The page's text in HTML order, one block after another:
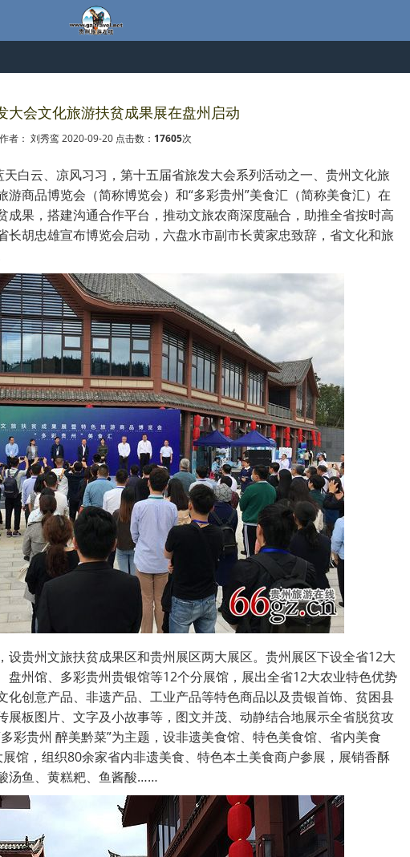
大会文化旅游扶贫成果展在盘州启动
作者： 刘秀鸾 2020-09-20 点击数： 17605次
白云、凉风习习，第十五届省旅发大会系列活动之一、贵州文化旅
商品博览会（简称博览会）和“多彩贵州”美食汇（简称美食汇）在
成果，搭建沟通合作平台，推动文旅农商深度融合，助推全省按时高
长胡忠雄宣布博览会启动，六盘水市副市长黄家忠致辞，省文化和旅
设贵州文旅扶贫成果区和贵州展区两大展区。贵州展区下设全省12大
盘州馆、多彩贵州贵银馆等12个分展馆，展出全省12大农业特色优势
化创意产品、非遗产品、工业产品等特色商品以及贵银首饰、贫困县
展板图片、文字及小故事等，图文并茂、动静结合地展示全省脱贫攻
彩贵州 醉美黔菜”为主题，设非遗美食馆、特色美食馆、省内美食
馆，组织80余家省内非遗美食、特色本土美食商户参展，展销香酥
汤鱼、黄糕粑、鱼酱酸……